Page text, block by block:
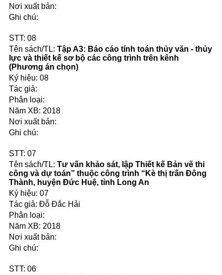
08
Tập A3: Báo cáo tính toán thủy văn - thủy
lực và thiết kế sơ bộ các công trình trên kênh
(Phương án chọn)
08
2018
07
Tư vấn khảo sát, lập Thiết kế Bản vẽ thi
công và dự toán” thuộc công trình “Kè thị trấn Đông
Thành, huyện Đức Huệ, tỉnh Long An
07
Đỗ Đắc Hải
2018
06